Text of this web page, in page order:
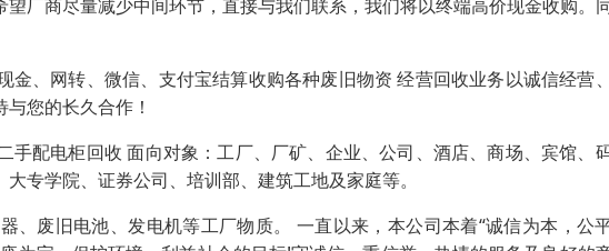
厂商尽量减少中间环节，直接与我们联系，我们将以终端高价现金收购。
、网转、微信、支付宝结算收购各种废旧物资 经营回收业务以诚信经营
您的长久合作！
配电柜回收 面向对象：工厂、厂矿、企业、公司、酒店、商场、宾馆、
专学院、证券公司、培训部、建筑工地及家庭等。
、废旧电池、发电机等工厂物质。 一直以来，本公司本着“诚信为本，公